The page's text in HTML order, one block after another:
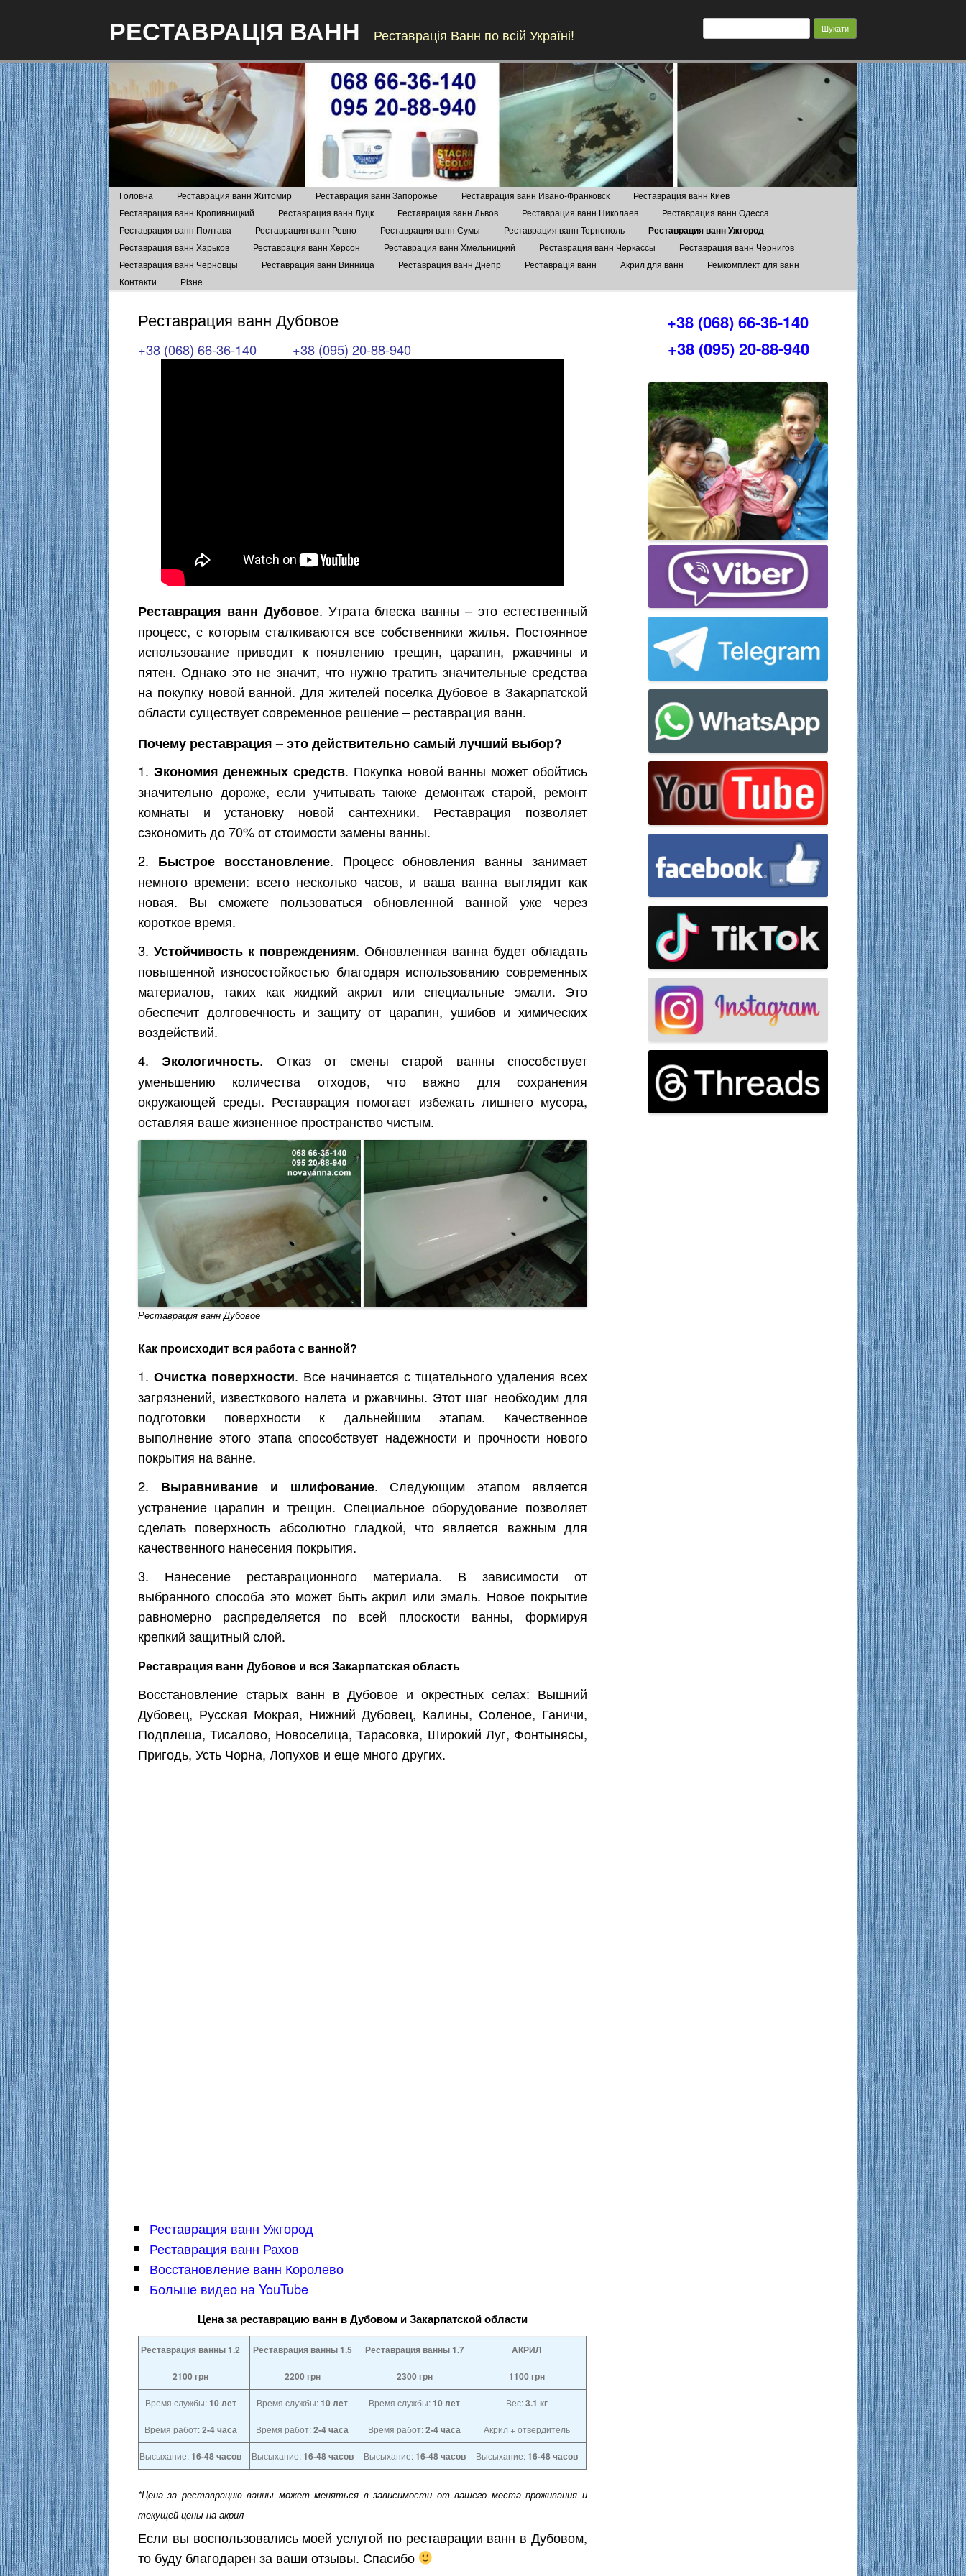
РЕСТАВРАЦІЯ ВАНН Реставрація Ванн по всій Україні!
Пошук:
Skip to content
Головна Реставрация ванн Житомир Реставрация ванн Запорожье Реставрация ванн Ивано-Франковск
Реставрация ванн Киев
Реставрация ванн Кропивницкий
Реставрация ванн Луцк Реставрация ванн Львов Реставрация ванн Николаев
Реставрация ванн Одесса
Реставрация ванн Полтава
Реставрация ванн Ровно Реставрация ванн Сумы Реставрация ванн Тернополь Реставрация ванн Ужгород
Реставрация ванн Харьков Реставрация ванн Херсон Реставрация ванн Хмельницкий Реставрация ванн Черкассы
Реставрация ванн Чернигов
Реставрация ванн Черновцы
Реставрация ванн Винница Реставрация ванн Днепр Реставрація ванн Акрил для ванн
Ремкомплект для ванн
Контакти
Різне
Реставрация ванн Дубовое
+38 (068) 66-36-140 +38 (095) 20-88-940
Реставрация ванн Дубовое. Утрата блеска ванны – это естественный
процесс, с которым сталкиваются все собственники жилья. Постоянное
использование приводит к появлению трещин, царапин, ржавчины и
пятен. Однако это не значит, что нужно тратить значительные средства
на покупку новой ванной. Для жителей поселка Дубовое в Закарпатской
области существует современное решение – реставрация ванн.
Почему реставрация – это действительно самый лучший выбор?
1. Экономия денежных средств. Покупка новой ванны может обойтись
значительно дороже, если учитывать также демонтаж старой, ремонт
комнаты и установку новой сантехники. Реставрация позволяет
сэкономить до 70% от стоимости замены ванны.
2. Быстрое восстановление. Процесс обновления ванны занимает
немного времени: всего несколько часов, и ваша ванна выглядит как
новая. Вы сможете пользоваться обновленной ванной уже через
короткое время.
3. Устойчивость к повреждениям. Обновленная ванна будет обладать
повышенной износостойкостью благодаря использованию современных
материалов, таких как жидкий акрил или специальные эмали. Это
обеспечит долговечность и защиту от царапин, ушибов и химических
воздействий.
4.Экологичность. Отказ от смены старой ванны способствует
уменьшению количества отходов, что важно для сохранения
окружающей среды. Реставрация помогает избежать лишнего мусора,
оставляя ваше жизненное пространство чистым.
Реставрация ванн Дубовое
Как происходит вся работа с ванной?
1. Очистка поверхности. Все начинается с тщательного удаления всех
загрязнений, известкового налета и ржавчины. Этот шаг необходим для
подготовки поверхности к дальнейшим этапам. Качественное
выполнение этого этапа способствует надежности и прочности нового
покрытия на ванне.
2. Выравнивание и шлифование. Следующим этапом является
устранение царапин и трещин. Специальное оборудование позволяет
сделать поверхность абсолютно гладкой, что является важным для
качественного нанесения покрытия.
3. Нанесение реставрационного материала. В зависимости от
выбранного способа это может быть акрил или эмаль. Новое покрытие
равномерно распределяется по всей плоскости ванны, формируя
крепкий защитный слой.
Реставрация ванн Дубовое и вся Закарпатская область
Восстановление старых ванн в Дубовое и окрестных селах: Вышний
Дубовец, Русская Мокрая, Нижний Дубовец, Калины, Соленое, Ганичи,
Подплеша, Тисалово, Новоселица, Тарасовка, Широкий Луг, Фонтынясы,
Пригодь, Усть Чорна, Лопухов и еще много других.
Реставрация ванн Ужгород
Реставрация ванн Рахов
Восстановление ванн Королево
Больше видео на YouTube
Цена за реставрацию ванн в Дубовом и Закарпатской области
Реставрация ванны 1.2 Реставрация ванны 1.5 Реставрация ванны 1.7 АКРИЛ
2100 грн 2200 грн 2300 грн 1100 грн
Время службы:10 лет Время службы:10 лет Время службы:10 лет Вес:3.1 кг
Время работ:2-4 часа Время работ:2-4 часа Время работ:2-4 часа Акрил + отвердитель
Высыхание:16-48 часов Высыхание:16-48 часов Высыхание:16-48 часов Высыхание:16-48 часов
*Цена за реставрацию ванны может меняться в зависимости от вашего места проживания и
текущей цены на акрил
Если вы воспользовались моей услугой по реставрации ванн в Дубовом,
то буду благодарен за ваши отзывы. Спасибо
+38 (068) 66-36-140
+38 (095) 20-88-940